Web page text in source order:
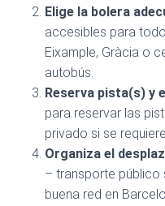
Elige la bolera
accesibles para
Eixample, Gràcia o
autobús.
Reserva pista(s) y
para reservar las
privado si se
Organiza el
– transporte público
buena red en